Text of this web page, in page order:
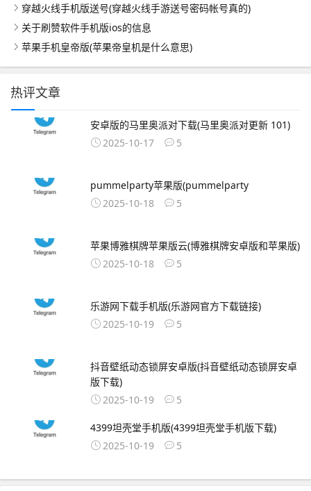
穿越火线手机版送号(穿越火线手游送号密码帐号真的)
关于刷赞软件手机版ios的信息
苹果手机皇帝版(苹果帝皇机是什么意思)
热评文章
安卓版的马里奥派对下载(马里奥派对更新 101)
2025-10-17
5
pummelparty苹果版(pummelparty
2025-10-18
5
苹果博雅棋牌苹果版云(博雅棋牌安卓版和苹果版)
2025-10-18
5
乐游网下载手机版(乐游网官方下载链接)
2025-10-19
5
抖音壁纸动态锁屏安卓版(抖音壁纸动态锁屏安卓
版下载)
2025-10-19
5
4399坦壳堂手机版(4399坦壳堂手机版下载)
2025-10-19
5